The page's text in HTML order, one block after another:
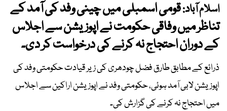
اسلام آباد:قومی اسمبلی میں چینی وفد کی آمد کے
تناظر میں وفاقی حکومت نے اپوزیشن سے اجلاس
کے دوران احتجاج نہ کرنے کی درخواست کر دی۔
ذرائع کے مطابق طارق فضل چودھری کی زیر قیادت حکومتی وفد کی
اپوزیشن لابی آمد ہوئی، حکومتی وفد نے اپوزیشن اراکین سے اجلاس
میں احتجاج نہ کرنے کی گزارش کی۔